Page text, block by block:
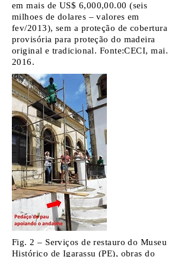
em mais de US$ 6,000,00.00 (seis
milhoes de dolares – valores em
fev/2013), sem a proteção de cobertura
provisória para proteção do madeira
original e tradicional. Fonte:CECI, mai.
2016.
Fig. 2 – Serviços de restauro do Museu
Histórico de Igarassu (PE), obras do